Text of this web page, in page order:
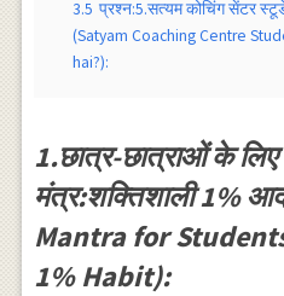
3.5 प्रश्न:5.सत्यम कोचिंग सेंटर
(Satyam Coaching Centre
hai?):
1.छात्र-छात्राओं के
मंत्र:शक्तिशाली 1%
Mantra for
1% Habit):